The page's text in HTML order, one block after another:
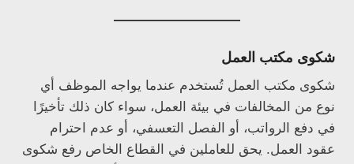
شكوى مكتب العمل
شكوى مكتب العمل تُستخدم عندما يواجه الموظف أي
نوع من المخالفات في بيئة العمل، سواء كان ذلك تأخيرًا
في دفع الرواتب، أو الفصل التعسفي، أو عدم احترام
عقود العمل. يحق للعاملين في القطاع الخاص رفع شكوى